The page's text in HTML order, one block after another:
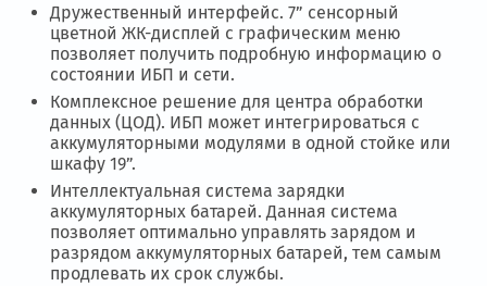
Дружественный интерфейс. 7” сенсорный
цветной ЖК-дисплей с графическим меню
позволяет получить подробную информацию о
состоянии ИБП и сети.
Комплексное решение для центра обработки
данных (ЦОД). ИБП может интегрироваться с
аккумуляторными модулями в одной стойке или
шкафу 19”.
Интеллектуальная система зарядки
аккумуляторных батарей. Данная система
позволяет оптимально управлять зарядом и
разрядом аккумуляторных батарей, тем самым
продлевать их срок службы.